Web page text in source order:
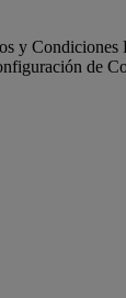
y Condiciones
de